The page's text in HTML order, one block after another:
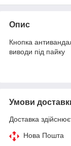
Опис
Кнопка
виводи під пайку
Умови
Доставка
Нова Пошта